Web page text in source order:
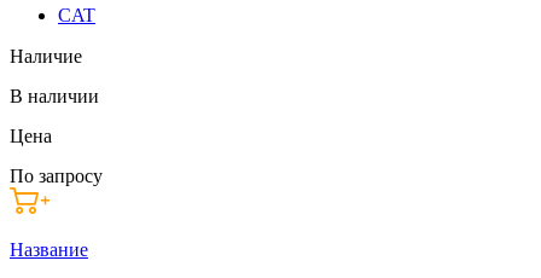
CAT
Наличие
В наличии
Цена
По запросу
Название